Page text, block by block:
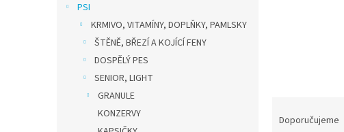
PSI
KRMIVO, VITAMÍNY, DOPLŇKY, PAMLSKY
ŠTĚNĚ, BŘEZÍ A KOJÍCÍ FENY
DOSPĚLÝ PES
SENIOR, LIGHT
GRANULE
KONZERVY
Doporučujeme